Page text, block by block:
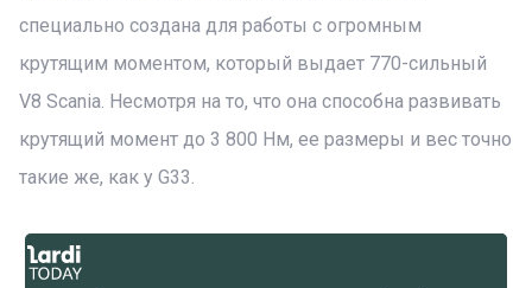
специально создана для работы с огромным
крутящим моментом, который выдает 770-сильный
V8 Scania. Несмотря на то, что она способна развивать
крутящий момент до 3 800 Нм, ее размеры и вес точно
такие же, как у G33.